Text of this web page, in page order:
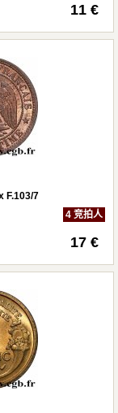
11 €
F.103/7
4 竞拍人
17 €